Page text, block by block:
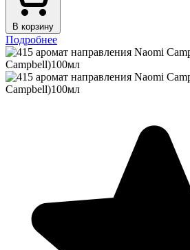
В корзину
Подробнее